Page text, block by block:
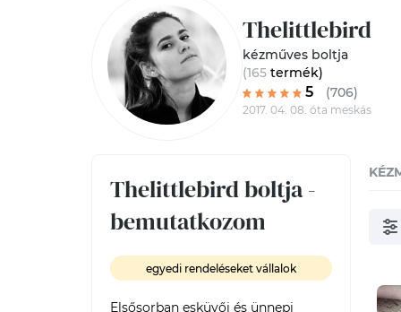
Thelittlebird
kézműves boltja
(165 termék)
5 (706)
2017. 04. 08. óta meskás
Thelittlebird boltja -
bemutatkozom
egyedi rendeléseket vállalok
Elsősorban esküvői és ünnepi